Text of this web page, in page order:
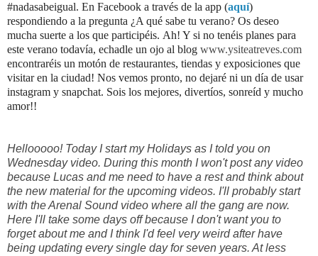
#nadasabeigual. En Facebook a través de la app (aquí)
respondiendo a la pregunta ¿A qué sabe tu verano? Os deseo
mucha suerte a los que participéis. Ah! Y si no tenéis planes para
este verano todavía, echadle un ojo al blog www.ysiteatreves.com
encontraréis un motón de restaurantes, tiendas y exposiciones que
visitar en la ciudad! Nos vemos pronto, no dejaré ni un día de usar
instagram y snapchat. Sois los mejores, divertíos, sonreíd y mucho
amor!!
Hellooooo! Today I start my Holidays as I told you on
Wednesday video. During this month I won't post any video
because Lucas and me need to have a rest and think about
the new material for the upcoming videos. I'll probably start
with the Arenal Sound video where all the gang are now.
Here I'll take some days off because I don't want you to
forget about me and I think I'd feel very weird after have
being updating every single day for seven years. At less